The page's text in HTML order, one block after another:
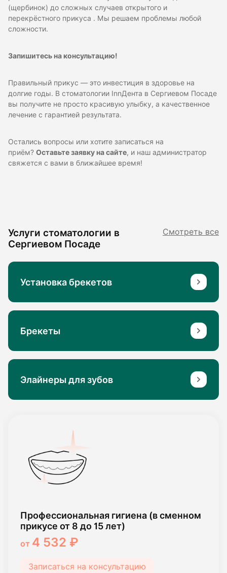
(щербинок) до сложных случаев открытого и
перекрёстного прикуса . Мы решаем проблемы любой
сложности.
Запишитесь на консультацию!
Правильный прикус — это инвестиция в здоровье на
долгие годы. В стоматологии InnДента в Сергиевом Посаде
вы получите не просто красивую улыбку, а качественное
лечение с гарантией результата.
Остались вопросы или хотите записаться на
приём? Оставьте заявку на сайте, и наш администратор
свяжется с вами в ближайшее время!
Услуги стоматологии в
Сергиевом Посаде
Смотреть все
Установка брекетов
Брекеты
Элайнеры для зубов
Профессиональная гигиена (в сменном
прикусе от 8 до 15 лет)
от 4 532 ₽
Записаться на консультацию